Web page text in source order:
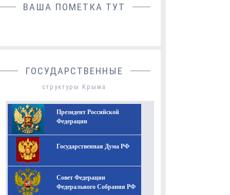
ВАША ПОМЕТКА ТУТ
ГОСУДАРСТВЕННЫЕ
структуры Крыма
Президент Российской
Федерации
Государственная Дума РФ
Совет Федерации
Федерального Собрания РФ